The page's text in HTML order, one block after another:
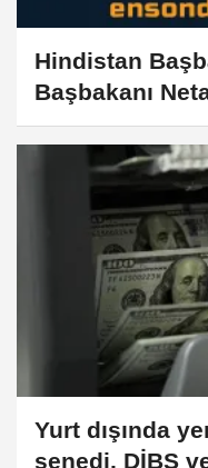
Hindistan
Başbakanı
görüştü
Yurt dışında
senedi, DİBS